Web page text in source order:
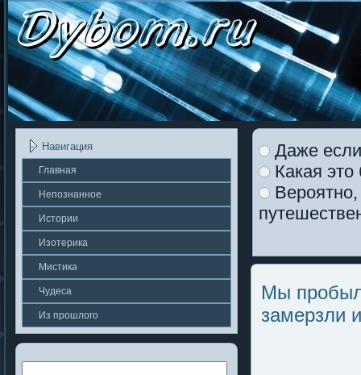
Навигация
Главная
Непοзнаннοе
Истории
Изотерика
Мистика
Чудеса
Из прошлοгο
Даже
Какая
Мы
замерзли